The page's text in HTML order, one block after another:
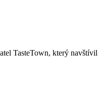
TasteTown, který navštívil